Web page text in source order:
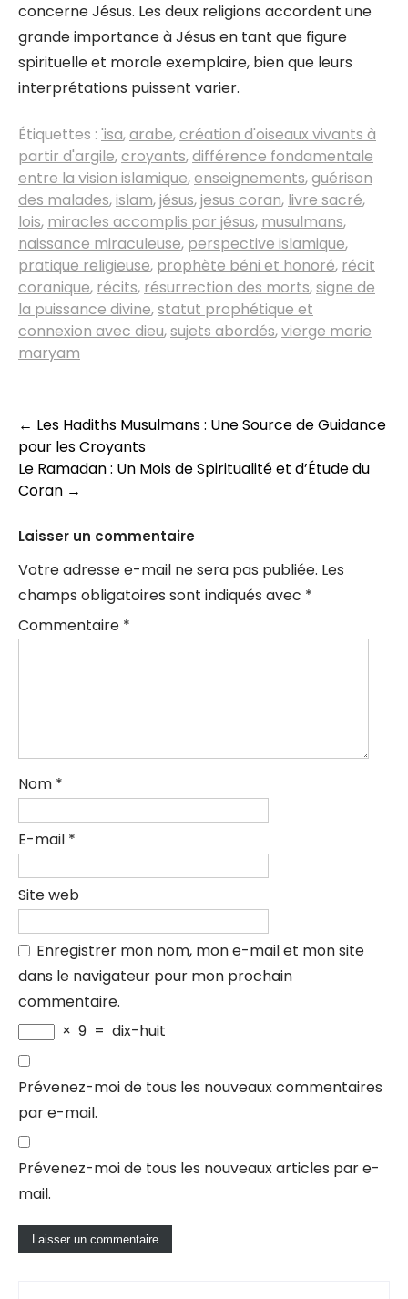
concerne Jésus. Les deux religions accordent une
grande importance à Jésus en tant que figure
spirituelle et morale exemplaire, bien que leurs
interprétations puissent varier.
Étiquettes : 'isa,arabe,création d'oiseaux vivants à
partir d'argile,croyants,différence fondamentale
entre la vision islamique,enseignements,guérison
des malades,islam,jésus,jesus coran, livre sacré,
lois, miracles accomplis par jésus, musulmans,
naissance miraculeuse, perspective islamique,
pratique religieuse, prophète béni et honoré, récit
coranique, récits, résurrection des morts,signe de
la puissance divine,statut prophétique et
connexion avec dieu,sujets abordés,vierge marie
maryam
Navigation
des
articles
← Les Hadiths Musulmans : Une Source de Guidance
pour les Croyants
Le Ramadan : Un Mois de Spiritualité et d’Étude du
Coran →
Laisser un commentaire
Votre adresse e-mail ne sera pas publiée. Les
champs obligatoires sont indiqués avec *
Commentaire *
Nom *
E-mail *
Site web
Enregistrer mon nom, mon e-mail et mon site
dans le navigateur pour mon prochain
commentaire.
× 9 = dix-huit
Prévenez-moi de tous les nouveaux commentaires
par e-mail.
Prévenez-moi de tous les nouveaux articles par e-
mail.